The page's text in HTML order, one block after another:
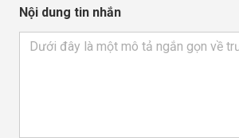
Nội dung tin nhắn